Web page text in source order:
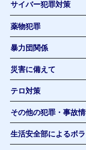
サイバー犯罪対策
薬物犯罪
暴力団関係
災害に備えて
テロ対策
その他の犯罪・事故
生活安全部によるボ